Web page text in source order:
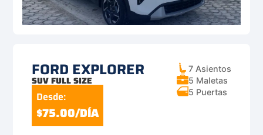
FORD EXPLORER
SUV FULL SIZE
Desde:
$75.00/DÍA
7 Asientos
5 Maletas
5 Puertas